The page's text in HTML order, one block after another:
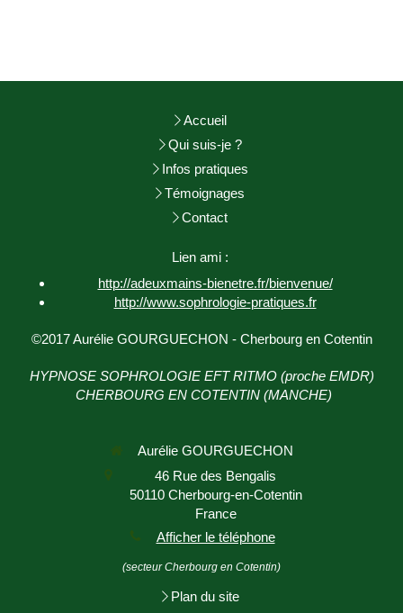
Accueil
Qui suis-je ?
Infos pratiques
Témoignages
Contact
Lien ami :
http://adeuxmains-bienetre.fr/bienvenue/
http://www.sophrologie-pratiques.fr
©2017 Aurélie GOURGUECHON - Cherbourg en Cotentin
HYPNOSE SOPHROLOGIE EFT RITMO (proche EMDR)
CHERBOURG EN COTENTIN (MANCHE)
Aurélie GOURGUECHON
46 Rue des Bengalis
50110 Cherbourg-en-Cotentin
France
Afficher le téléphone
(secteur Cherbourg en Cotentin)
Plan du site